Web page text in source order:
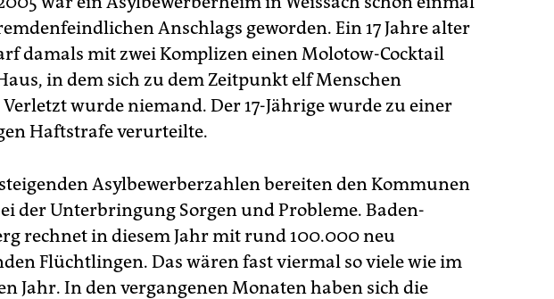
Anschlags geworden. Ein 17 Jahre alter
damals mit zwei Komplizen einen Molotow-Cocktail
in dem sich zu dem Zeitpunkt elf Menschen
wurde niemand. Der 17-Jährige wurde zu einer
Haftstrafe verurteilte.
Asylbewerberzahlen bereiten den Kommunen
der Unterbringung Sorgen und Probleme. Baden-
rechnet in diesem Jahr mit rund 100.000 neu
Flüchtlingen. Das wären fast viermal so viele wie im
Jahr. In den vergangenen Monaten haben sich die